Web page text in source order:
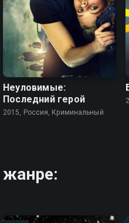
Неуловимые:
Последний герой
2015, Россия, Криминальный